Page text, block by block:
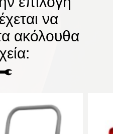
να
ακόλουθα